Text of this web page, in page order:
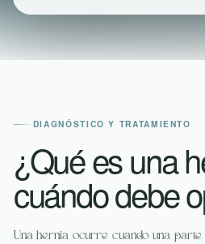
DIAGNÓSTICO Y TRATAMIENTO
¿Qué es una
cuándo debe
Una hernia ocurre cuando una